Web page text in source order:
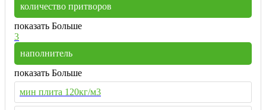
количество притворов
показать Больше
3
наполнитель
показать Больше
мин плита 120кг/м3